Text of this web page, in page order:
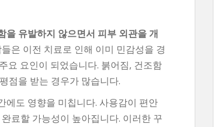
을 유발하지 않으면서 피부 외관을 개
은 이전 치료로 인해 이미 민감성을 경
요 요인이 되었습니다. 붉어짐, 건조함
점을 받는 경우가 많습니다.
에도 영향을 미칩니다. 사용감이 편안
료할 가능성이 높아집니다. 이러한 꾸